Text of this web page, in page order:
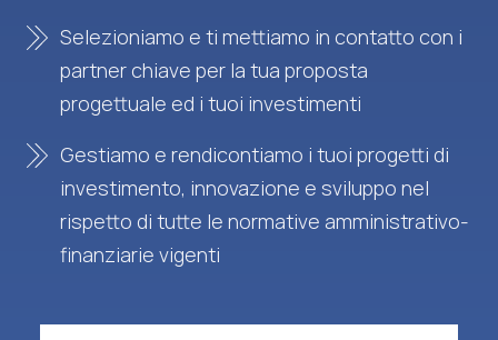
Selezioniamo e ti mettiamo in contatto con i
partner chiave per la tua proposta
progettuale ed i tuoi investimenti
Gestiamo e rendicontiamo i tuoi progetti di
investimento, innovazione e sviluppo nel
rispetto di tutte le normative amministrativo-
finanziarie vigenti